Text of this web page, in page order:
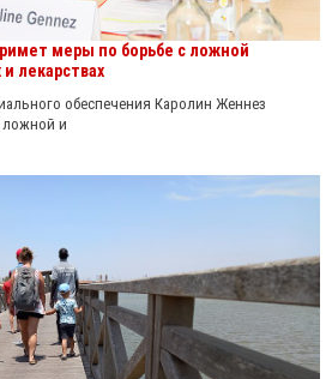
меры по борьбе с ложной
лекарствах
обеспечения Каролин Женнез
ложной и